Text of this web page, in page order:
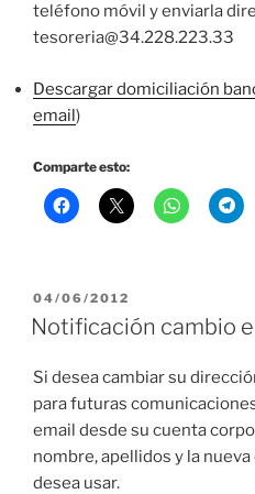
teléfono móvil y enviarla
tesoreria@34.228.223.33
Descargar domiciliación
email)
Comparte esto:
PUBLICADO
EL
04/06/2012
Notificación cambio
Si desea cambiar su
para futuras
email desde su cuenta
nombre, apellidos y la
desea usar.